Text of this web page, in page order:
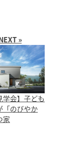
»
学会】子ども
「のびやか
家